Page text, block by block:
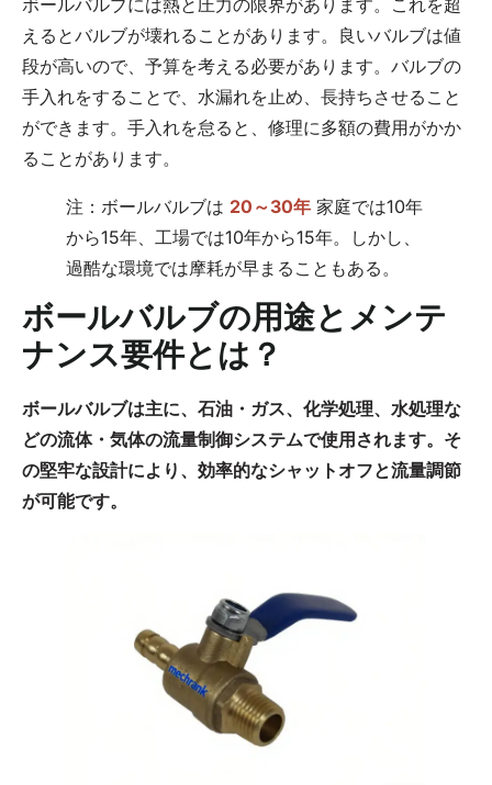
ボールバルブには熱と圧力の限界があります。これを超
えるとバルブが壊れることがあります。良いバルブは値
段が高いので、予算を考える必要があります。バルブの
手入れをすることで、水漏れを止め、長持ちさせること
ができます。手入れを怠ると、修理に多額の費用がかか
ることがあります。
注：ボールバルブは 20～30年 家庭では10年
から15年、工場では10年から15年。しかし、
過酷な環境では摩耗が早まることもある。
ボールバルブの用途とメンテ
ナンス要件とは？
ボールバルブは主に、石油・ガス、化学処理、水処理な
どの流体・気体の流量制御システムで使用されます。そ
の堅牢な設計により、効率的なシャットオフと流量調節
が可能です。